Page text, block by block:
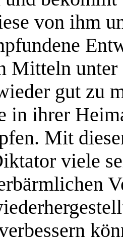
von ihm
Mitteln
gut zu
in ihrer
Mit
viele